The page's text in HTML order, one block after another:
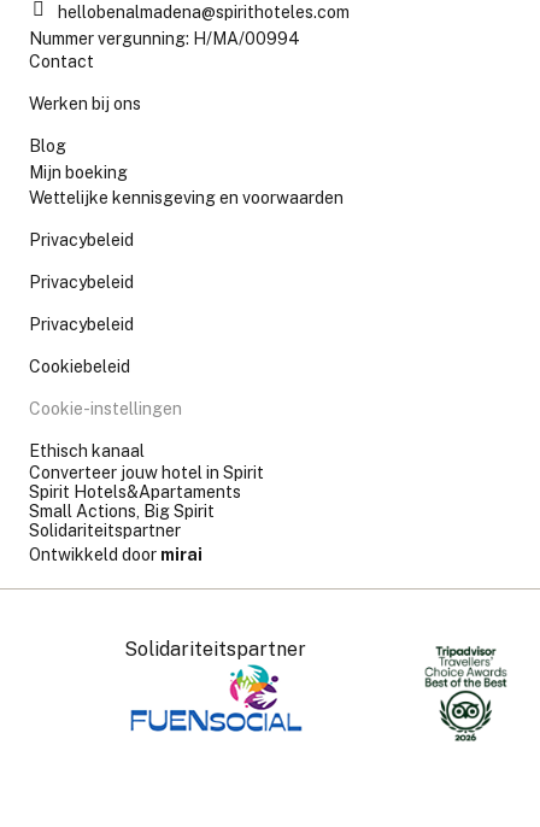
hellobenalmadena@spirithoteles.com
Nummer vergunning: H/MA/00994
Contact
Werken bij ons
Blog
Mijn boeking
Wettelijke kennisgeving en voorwaarden
Privacybeleid
Privacybeleid
Privacybeleid
Cookiebeleid
Cookie-instellingen
Ethisch kanaal
Converteer jouw hotel in Spirit
Spirit Hotels&Apartaments
Small Actions, Big Spirit
Solidariteitspartner
Ontwikkeld door mirai
Solidariteitspartner